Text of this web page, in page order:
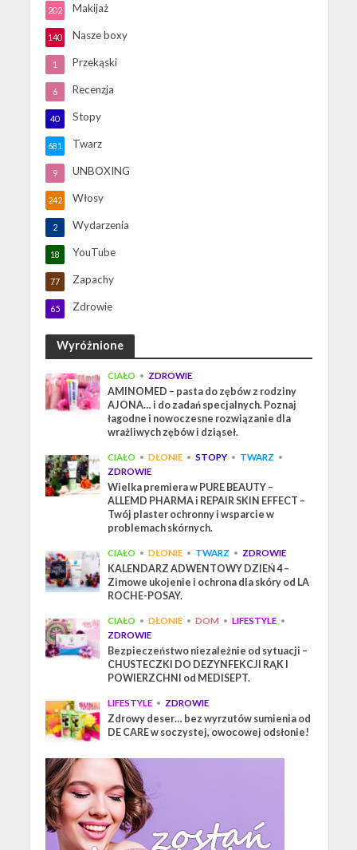
Makijaż
202
Nasze boxy
140
Przekąski
1
Recenzja
6
Stopy
40
Twarz
681
UNBOXING
9
Włosy
242
Wydarzenia
2
YouTube
18
Zapachy
77
Zdrowie
65
Wyróżnione
CIAŁO • ZDROWIE
AMINOMED – pasta do zębów z rodziny
AJONA… i do zadań specjalnych. Poznaj
łagodne i nowoczesne rozwiązanie dla
wrażliwych zębów i dziąseł.
CIAŁO • DŁONIE • STOPY • TWARZ •
ZDROWIE
Wielka premiera w PURE BEAUTY –
ALLEMD PHARMA i REPAIR SKIN EFFECT –
Twój plaster ochronny i wsparcie w
problemach skórnych.
CIAŁO • DŁONIE • TWARZ • ZDROWIE
KALENDARZ ADWENTOWY DZIEŃ 4 –
Zimowe ukojenie i ochrona dla skóry od LA
ROCHE-POSAY.
CIAŁO • DŁONIE • DOM • LIFESTYLE •
ZDROWIE
Bezpieczeństwo niezależnie od sytuacji –
CHUSTECZKI DO DEZYNFEKCJI RĄK I
POWIERZCHNI od MEDISEPT.
LIFESTYLE • ZDROWIE
Zdrowy deser… bez wyrzutów sumienia od
DE CARE w soczystej, owocowej odsłonie!